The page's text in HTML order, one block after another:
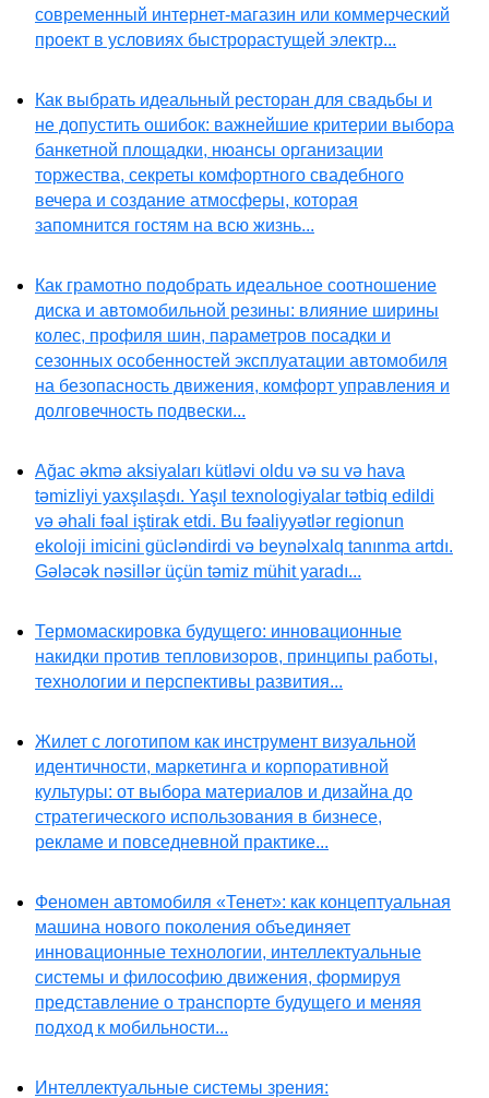
современный интернет-магазин или коммерческий
проект в условиях быстрорастущей электр...
Как выбрать идеальный ресторан для свадьбы и
не допустить ошибок: важнейшие критерии выбора
банкетной площадки, нюансы организации
торжества, секреты комфортного свадебного
вечера и создание атмосферы, которая
запомнится гостям на всю жизнь...
Как грамотно подобрать идеальное соотношение
диска и автомобильной резины: влияние ширины
колес, профиля шин, параметров посадки и
сезонных особенностей эксплуатации автомобиля
на безопасность движения, комфорт управления и
долговечность подвески...
Ağac əkmə aksiyaları kütləvi oldu və su və hava
təmizliyi yaxşılaşdı. Yaşıl texnologiyalar tətbiq edildi
və əhali fəal iştirak etdi. Bu fəaliyyətlər regionun
ekoloji imicini gücləndirdi və beynəlxalq tanınma artdı.
Gələcək nəsillər üçün təmiz mühit yaradı...
Термомаскировка будущего: инновационные
накидки против тепловизоров, принципы работы,
технологии и перспективы развития...
Жилет с логотипом как инструмент визуальной
идентичности, маркетинга и корпоративной
культуры: от выбора материалов и дизайна до
стратегического использования в бизнесе,
рекламе и повседневной практике...
Феномен автомобиля «Тенет»: как концептуальная
машина нового поколения объединяет
инновационные технологии, интеллектуальные
системы и философию движения, формируя
представление о транспорте будущего и меняя
подход к мобильности...
Интеллектуальные системы зрения: